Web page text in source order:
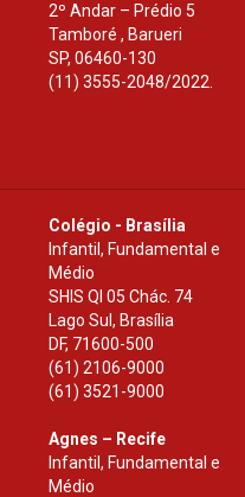
2º Andar – Prédio 5
Tamboré , Barueri
SP, 06460-130
(11) 3555-2048/2022.
Colégio - Brasília
Infantil, Fundamental e
Médio
SHIS Ql 05 Chác. 74
Lago Sul, Brasília
DF, 71600-500
(61) 2106-9000
(61) 3521-9000
Agnes – Recife
Infantil, Fundamental e
Médio